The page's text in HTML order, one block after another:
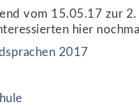
vom 15.05.17 zur
hier
2017